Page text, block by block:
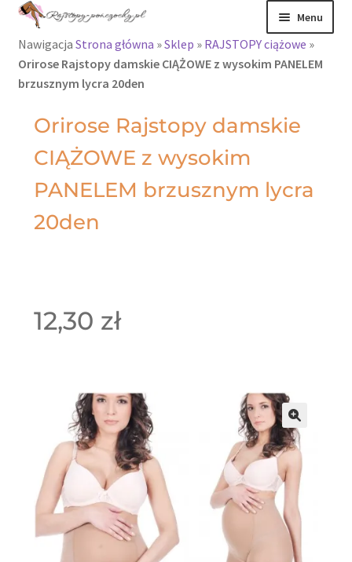
Menu
Rajstopy
Pończochy i
zakolanówki
Podkolanówki i
skarpetki
Nawigacja Strona główna »Sklep » RAJSTOPY ciążowe »
Orirose Rajstopy damskie CIĄŻOWE z wysokim PANELEM
brzusznym lycra 20den
Orirose Rajstopy damskie
CIĄŻOWE z wysokim
PANELEM brzusznym lycra
20den
12,30 zł